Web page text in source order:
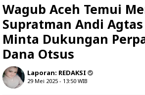
Wagub Aceh Temui
Supratman Andi
Minta Dukungan
Dana Otsus
Laporan: REDAKSI
29 Mei 2025 - 13:50 WIB